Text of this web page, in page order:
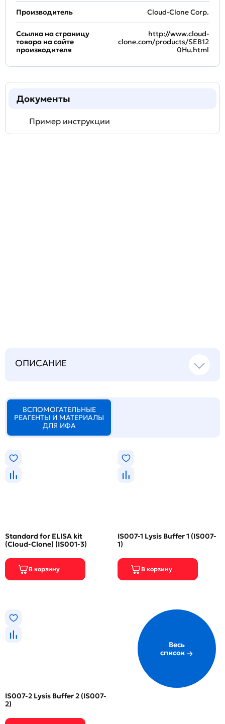
Производитель Cloud-Clone Corp.
Ссылка на страницу
товара на сайте
производителя
http://www.cloud-
clone.com/products/SEB12
0Hu.html
Документы
Пример инструкции
ОПИСАНИЕ
ВСПОМОГАТЕЛЬНЫЕ
РЕАГЕНТЫ И МАТЕРИАЛЫ
ДЛЯ ИФА
Standard for ELISA kit
(Cloud-Clone) (IS001-3)
IS007-1 Lysis Buffer 1 (IS007-
1)
IS007-2 Lysis Buffer 2 (IS007-
2)
Весь
список